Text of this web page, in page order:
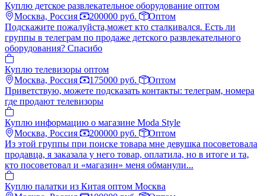
Куплю детское развлекательное оборудование оптом
Москва, Россия
200000 руб.
Оптом
Подскажите пожалуйста,может кто сталкивался. Есть ли
группы в телеграм по продаже детского развлекательного
оборудования? Спасибо
Куплю телевизоры оптом
Москва, Россия
175000 руб.
Оптом
Приветствую, можете подсказать контакты: телеграм, номера
где продают телевизоры
Куплю информацию о магазине Moda Style
Москва, Россия
200000 руб.
Оптом
Из этой группы при поиске товара мне девушка посоветовала
продавца, я заказала у него товар, оплатила, но в итоге и та,
кто посоветовал и «магазин» меня обманули...
Куплю палатки из Китая оптом Москва